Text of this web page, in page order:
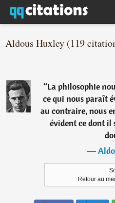
Aldous Huxley (119
“La philosophie
ce qui nous paraît
au contraire, nous
évident ce dont il
―
Retour au